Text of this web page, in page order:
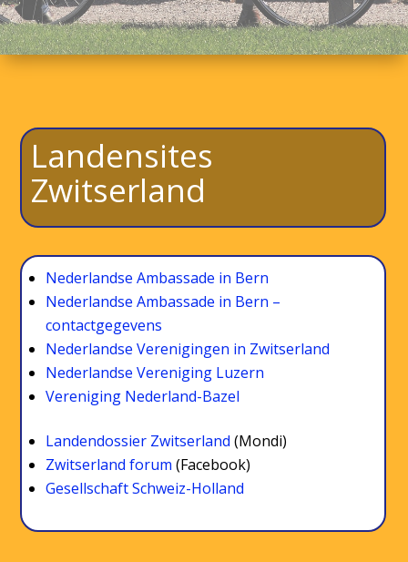
Landensites
Zwitserland
Nederlandse Ambassade in Bern
Nederlandse Ambassade in Bern –
contactgegevens
Nederlandse Verenigingen in Zwitserland
Nederlandse Vereniging Luzern
Vereniging Nederland-Bazel
Landendossier Zwitserland (Mondi)
Zwitserland forum (Facebook)
Gesellschaft Schweiz-Holland